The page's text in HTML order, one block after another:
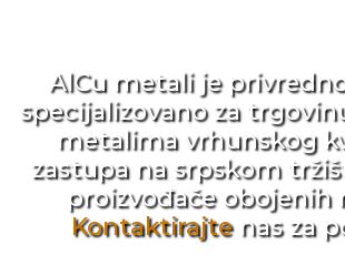
AlCu metali je
specijalizovano za
metalima vrhunskog
zastupa na srpskom
proizvođače obojenih
Kontaktirajtenas za